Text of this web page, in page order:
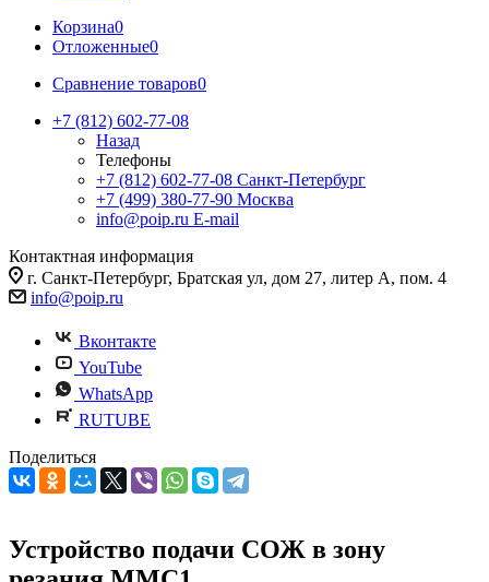
Корзина0
Отложенные0
Сравнение товаров0
+7 (812) 602-77-08
Назад
Телефоны
+7 (812) 602-77-08 Санкт-Петербург
+7 (499) 380-77-90 Москва
info@poip.ru E-mail
Контактная информация
г. Санкт-Петербург, Братская ул, дом 27, литер А, пом. 4
info@poip.ru
Вконтакте
YouTube
WhatsApp
RUTUBE
Поделиться
Устройство подачи СОЖ в зону